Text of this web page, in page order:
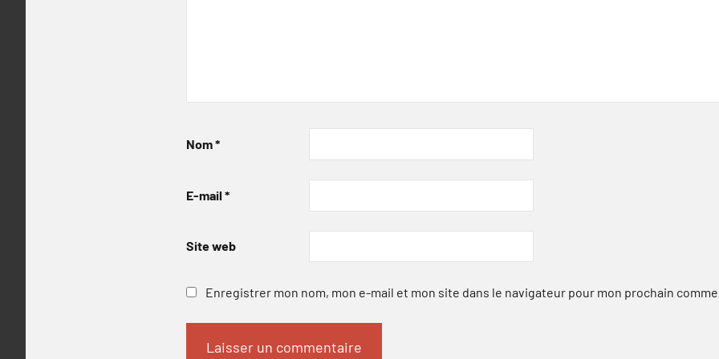
Nom*
E-mail *
Site web
Enregistrer mon nom, mon e-mail et mon site dans le navigateur pour mon prochain